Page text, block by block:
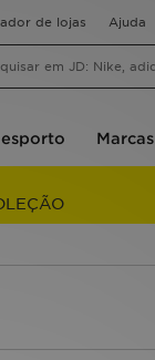
de lojas Ajuda
Marcas